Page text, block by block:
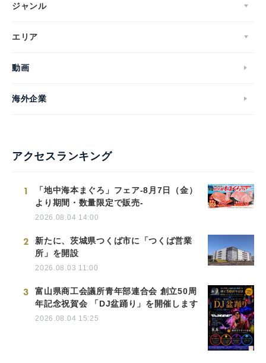
ジャンル
エリア
動画
海外企業
アクセスランキング
1
「地中海本まぐろ」フェア-8月7日（金）
より期間・数量限定で販売-
2026.08.04 14:00
2
新たに、茨城県つくば市に「つくば営業
所」を開設
2026.08.03 11:00
3
富山県商工会議所青年部連合会 創立50周
年記念祝賀会 「DJ盆踊り」を開催します
2026.08.04 15:25